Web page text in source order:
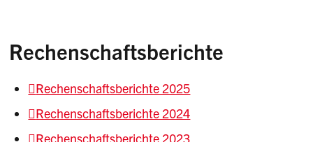
Rechenschaftsberichte
Rechenschaftsberichte 2025
Rechenschaftsberichte 2024
Rechenschaftsberichte 2023